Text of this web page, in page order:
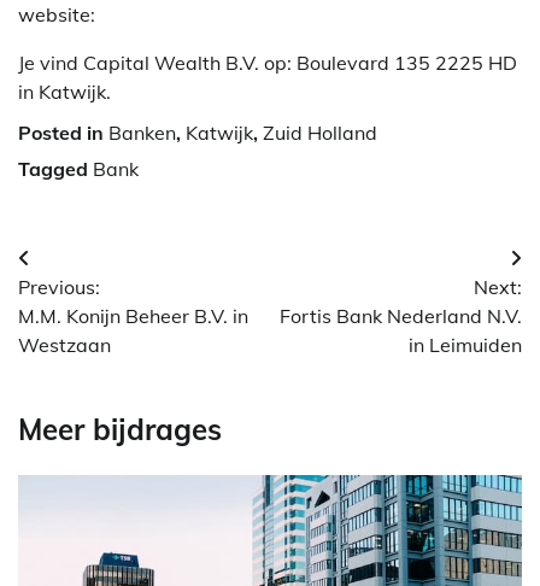
website:
Je vind Capital Wealth B.V. op: Boulevard 135 2225 HD
in Katwijk.
Posted in Banken, Katwijk, Zuid Holland
Tagged Bank
Berichtnavigatie
Previous:
M.M. Konijn Beheer B.V. in
Westzaan
Next:
Fortis Bank Nederland N.V.
in Leimuiden
Meer bijdrages